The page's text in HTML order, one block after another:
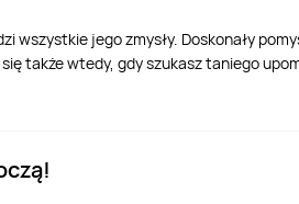
jego zmysły. Doskonały
także wtedy, gdy szukasz taniego